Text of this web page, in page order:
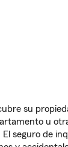
su
u
seguro de